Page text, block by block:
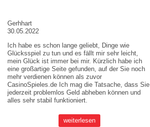
Gerhhart
30.05.2022
Ich habe es schon lange geliebt, Dinge wie
Glücksspiel zu tun und es fällt mir sehr leicht,
mein Glück ist immer bei mir. Kürzlich habe ich
eine großartige Seite gefunden, auf der Sie noch
mehr verdienen können als zuvor
CasinoSpieles.de Ich mag die Tatsache, dass Sie
jederzeit problemlos Geld abheben können und
alles sehr stabil funktioniert.
weiterlesen